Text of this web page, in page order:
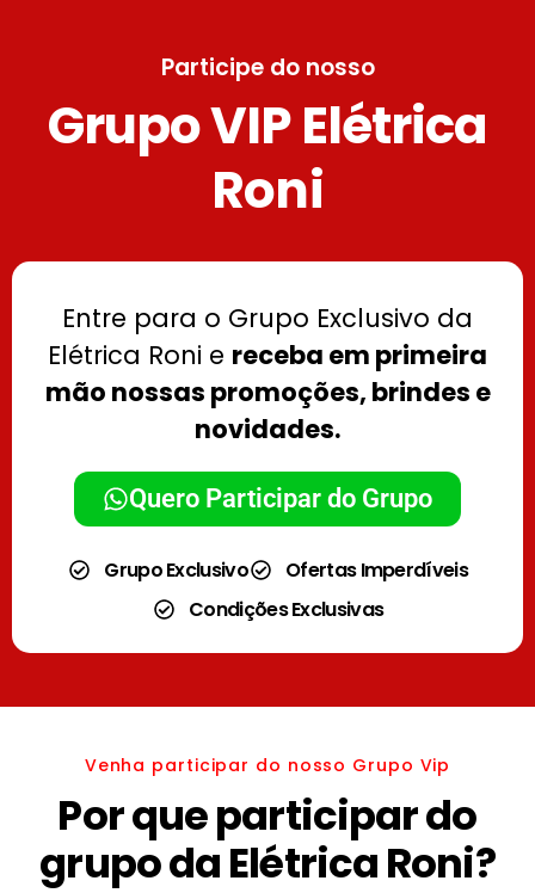
Participe do nosso
Grupo VIP Elétrica
Roni
Entre para o Grupo Exclusivo da
Elétrica Roni e receba em primeira
mão nossas promoções, brindes e
novidades.
Quero Participar do Grupo
Grupo Exclusivo
Ofertas Imperdíveis
Condições Exclusivas
Venha participar do nosso Grupo Vip
Por que participar do
grupo da Elétrica Roni?